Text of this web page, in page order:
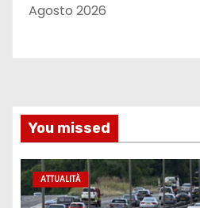
Agosto 2026
You missed
ATTUALITÀ